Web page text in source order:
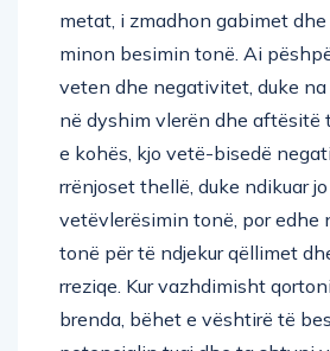
metat, i zmadhon gabimet
minon besimin tonë. Ai
veten dhe negativitet, duke
në dyshim vlerën dhe aftësitë
e kohës, kjo vetë-bisedë
rrënjoset thellë, duke ndikuar
vetëvlerësimin tonë, por edhe
tonë për të ndjekur qëllimet
rreziqe. Kur vazhdimisht
brenda, bëhet e vështirë të